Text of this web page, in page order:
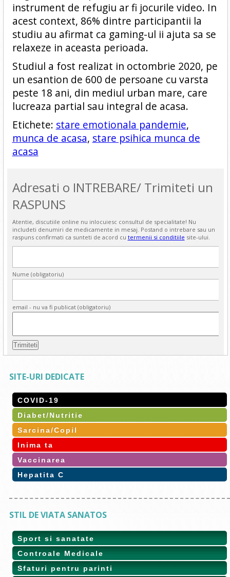
instrument de refugiu ar fi jocurile video. In
acest context, 86% dintre participantii la
studiu au afirmat ca gaming-ul ii ajuta sa se
relaxeze in aceasta perioada.
Studiul a fost realizat in octombrie 2020, pe
un esantion de 600 de persoane cu varsta
peste 18 ani, din mediul urban mare, care
lucreaza partial sau integral de acasa.
Etichete: stare emotionala pandemie,
munca de acasa, stare psihica munca de
acasa
Adresati o INTREBARE/ Trimiteti un
RASPUNS
Atentie, discutiile online nu inlocuiesc consultul de specialitate! Nu
includeti denumiri de medicamente in mesaj. Postand o intrebare sau un
raspuns confirmati ca sunteti de acord cu termenii si conditiile site-ului.
Nume (obligatoriu)
email - nu va fi publicat (obligatoriu)
SITE-URI DEDICATE
COVID-19
Diabet/Nutritie
Sarcina/Copil
Inima ta
Vaccinarea
Hepatita C
STIL DE VIATA SANATOS
Sport si sanatate
Controale Medicale
Sfaturi pentru parinti